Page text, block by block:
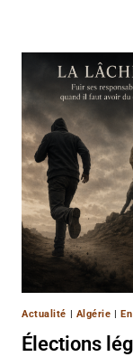
Actualité Algérie
Élections